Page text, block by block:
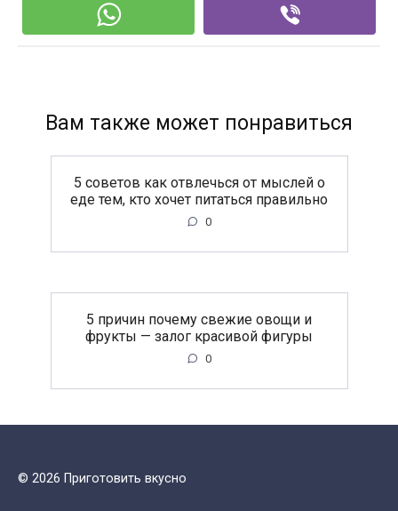
Вам также может понравиться
5 советов как отвлечься от мыслей о
еде тем, кто хочет питаться правильно
0
5 причин почему свежие овощи и
фрукты — залог красивой фигуры
0
© 2026 Приготовить вкусно